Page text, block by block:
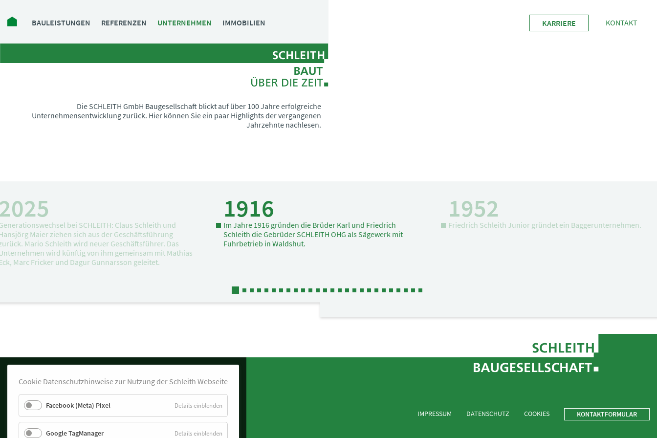
NavigationBAULEISTUNGEN REFERENZEN UNTERNEHMEN IMMOBILIEN KARRIERE KONTAKT
Die SCHLEITH GmbH Baugesellschaft blickt auf über 100 Jahre erfolgreiche
Unternehmensentwicklung zurück. Hier können Sie ein paar Highlights der vergangenen
Jahrzehnte nachlesen.
1916
Im Jahre 1916 gründen die Brüder Karl und Friedrich
Schleith die Gebrüder SCHLEITH OHG als Sägewerk mit
Fuhrbetrieb in Waldshut.
1952
Friedrich Schleith Junior gründet ein Baggerunternehmen.
bei SCHLEITH: Claus Schleith und
Maier ziehen sich aus der Geschäftsführung
Mario Schleith wird neuer Geschäftsführer. Das
wird künftig von ihm gemeinsam mit Mathias
Marc Fricker und Dagur Gunnarsson geleitet.
Hauptsitz
SCHLEITH GmbH Baugesellschaft
Bleiche 4
überspringen
IMPRESSUM DATENSCHUTZ COOKIES KONTAKTFORMULAR
Cookie Datenschutzhinweise zur Nutzung der Schleith Webseite
Facebook (Meta) Pixel Details einblenden
Facebook
(Meta)
Google TagManager Details einblenden